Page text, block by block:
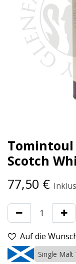
Tomintoul
Scotch
77,50 €
Auf die
Single Malt